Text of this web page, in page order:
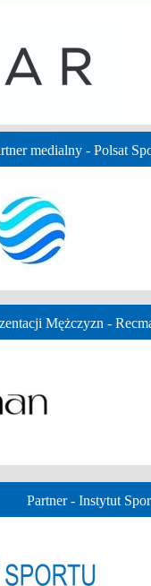
medialny - Polsat
Mężczyzn -
Partner - Instytut